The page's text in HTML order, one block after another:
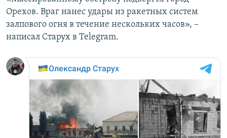
Орехов. Враг нанес удары из ракетных систем
залпового огня в течение нескольких часов», –
написал Старух в Telegram.